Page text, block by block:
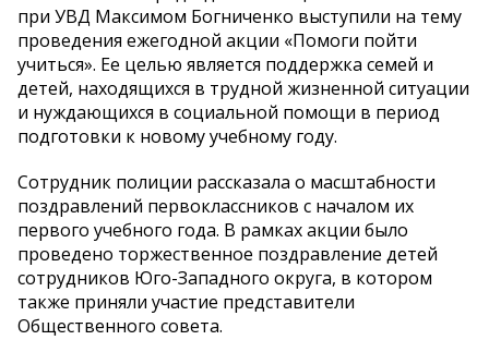
при УВД Максимом Богниченко выступили на тему
проведения ежегодной акции «Помоги пойти
учиться». Ее целью является поддержка семей и
детей, находящихся в трудной жизненной ситуации
и нуждающихся в социальной помощи в период
подготовки к новому учебному году.
Сотрудник полиции рассказала о масштабности
поздравлений первоклассников с началом их
первого учебного года. В рамках акции было
проведено торжественное поздравление детей
сотрудников Юго-Западного округа, в котором
также приняли участие представители
Общественного совета.